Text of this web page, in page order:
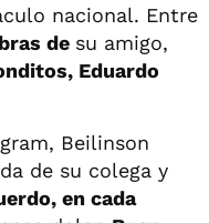
nacional. Entre
de su amigo,
Eduardo
Beilinson
de su colega y
en cada